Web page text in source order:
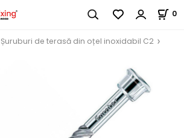
0
Șuruburi de terasă din oțel inoxidabil C2